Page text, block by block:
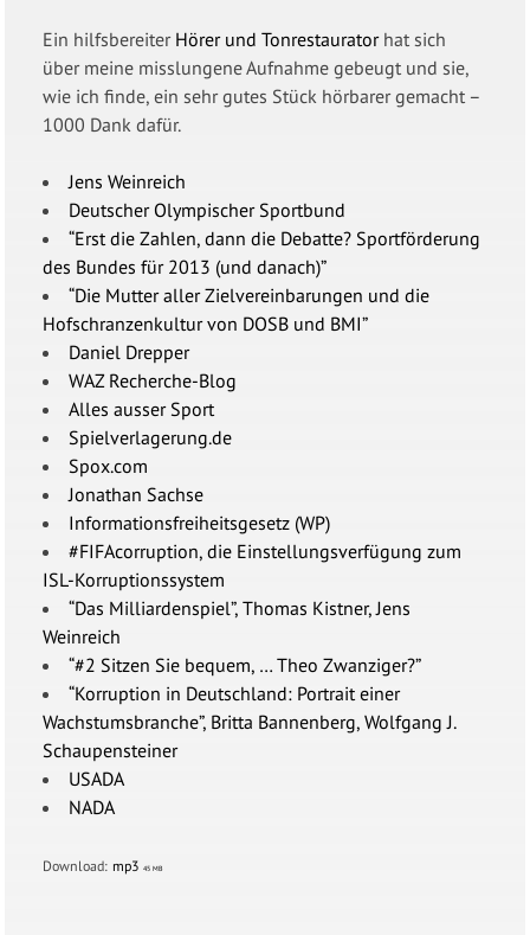
Ein hilfsbereiter Hörer und Tonrestauratorhat sich
über meine misslungene Aufnahme gebeugt und sie,
wie ich finde, ein sehr gutes Stück hörbarer gemacht –
1000 Dank dafür.
Jens Weinreich
Deutscher Olympischer Sportbund
“Erst die Zahlen, dann die Debatte? Sportförderung
des Bundes für 2013 (und danach)”
“Die Mutter aller Zielvereinbarungen und die
Hofschranzenkultur von DOSB und BMI”
Daniel Drepper
WAZ Recherche-Blog
Alles ausser Sport
Spielverlagerung.de
Spox.com
Jonathan Sachse
Informationsfreiheitsgesetz (WP)
#FIFAcorruption, die Einstellungsverfügung zum
ISL-Korruptionssystem
“Das Milliardenspiel”, Thomas Kistner, Jens
Weinreich
“#2 Sitzen Sie bequem, … Theo Zwanziger?”
“Korruption in Deutschland: Portrait einer
Wachstumsbranche”, Britta Bannenberg, Wolfgang J.
Schaupensteiner
USADA
NADA
Download: mp3 45 MB